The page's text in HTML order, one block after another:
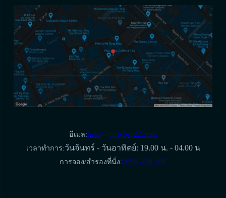
อีเมล:halo@girlybar22.com
เวลาทำการ:วันจันทร์ - วันอาทิตย์: 19.00 น. - 04.00 น
การจอง/สำรองที่นั่ง:0898 498 498